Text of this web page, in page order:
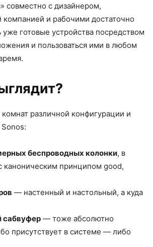
совместно с дизайнером,
компанией и рабочими достаточно
уже готовые устройства посредством
и пользоваться ими в любом
различной конфигурации и
беспроводных колонки, в
каноническим принципом good,
— настенный и настольный, а куда
сабвуфер — тоже абсолютно
присутствует в системе — либо